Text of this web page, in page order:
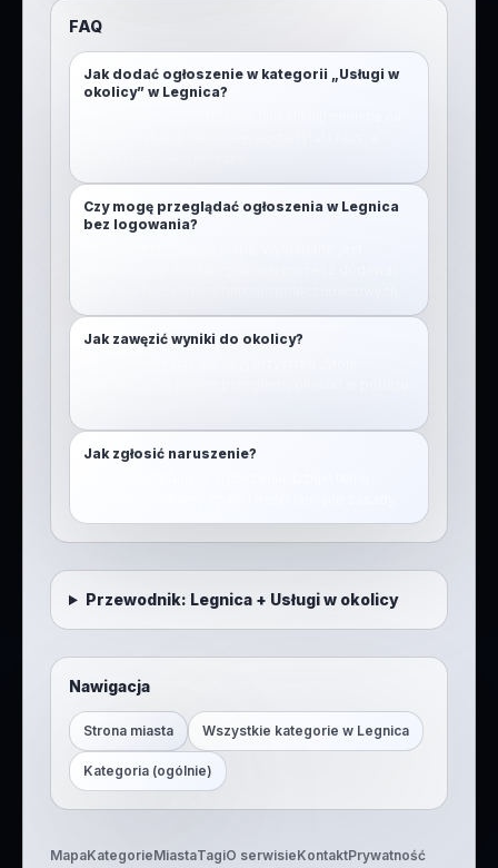
FAQ
Jak dodać ogłoszenie w kategorii „Usługi w
okolicy” w Legnica?
Czy mogę przeglądać ogłoszenia w Legnica
bez logowania?
Jak zawęzić wyniki do okolicy?
Jak zgłosić naruszenie?
Przewodnik: Legnica+ Usługi w okolicy
Nawigacja
Strona miasta Wszystkie kategorie w Legnica
Kategoria (ogólnie)
MapaKategorieMiastaTagiO serwisieKontaktPrywatność